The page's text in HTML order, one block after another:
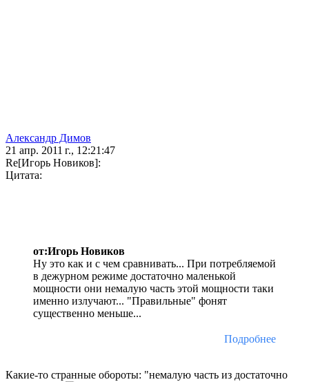
Александр Димов
21 апр. 2011 г., 12:21:47
Re[Игорь Новиков]:
Цитата:
от:Игорь Новиков
Ну это как и с чем сравнивать... При потребляемой
в дежурном режиме достаточно маленькой
мощности они немалую часть этой мощности таки
именно излучают... "Правильные" фонят
существенно меньше...
Подробнее
Какие-то странные обороты: "немалую часть из достаточно